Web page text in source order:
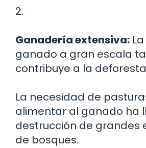
2.
Ganadería extensiva:
ganado a gran escala
contribuye a la
La necesidad de
alimentar al ganado ha
destrucción de grandes
de bosques.